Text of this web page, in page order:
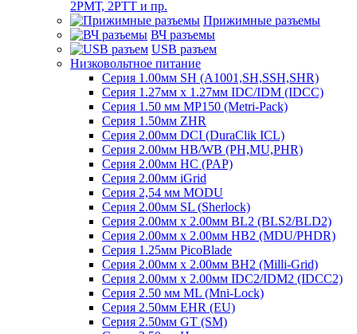
2РМТ, 2РТТ и пр.
Прижимные разъемы
ВЧ разъемы
USB разъем
Низковольтное питание
Серия 1.00мм SH (A1001,SH,SSH,SHR)
Серия 1.27мм x 1.27мм IDC/IDM (IDCC)
Серия 1.50 мм MP150 (Metri-Pack)
Серия 1.50мм ZHR
Серия 2.00мм DCI (DuraClik ICL)
Серия 2.00мм HB/WB (PH,MU,PHR)
Серия 2.00мм HC (PAP)
Серия 2.00мм iGrid
Серия 2,54 мм MODU
Серия 2.00мм SL (Sherlock)
Серия 2.00мм x 2.00мм BL2 (BLS2/BLD2)
Серия 2.00мм x 2.00мм HB2 (MDU/PHDR)
Серия 1.25мм PicoBlade
Серия 2.00мм х 2.00мм BH2 (Milli-Grid)
Серия 2.00мм х 2.00мм IDC2/IDM2 (IDCC2)
Серия 2.50 мм ML (Mni-Lock)
Серия 2.50мм EHR (EU)
Серия 2.50мм GT (SM)